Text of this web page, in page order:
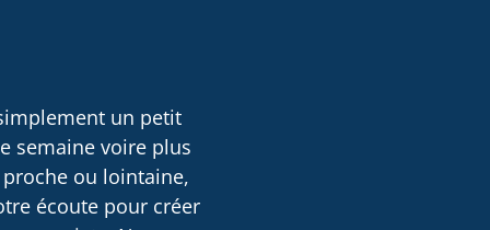
un petit
semaine voire plus
ou lointaine,
écoute pour créer